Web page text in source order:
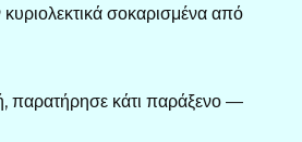
σοκαρισμένα από
παρατήρησε κάτι παράξενο —